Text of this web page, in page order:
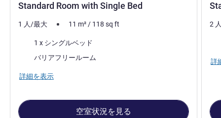
Standard Room with Single Bed
1 人/最大 11 m²/ 118 sq ft
1 x シングルベッド
バリアフリールーム
詳細を表示
空室状況を見る
2
詳